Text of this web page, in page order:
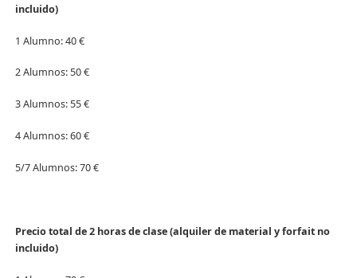
incluido)
1 Alumno: 40 €
2 Alumnos: 50 €
3 Alumnos: 55 €
4 Alumnos: 60 €
5/7 Alumnos: 70 €
Precio total de 2 horas de clase (alquiler de material y forfait no
incluido)